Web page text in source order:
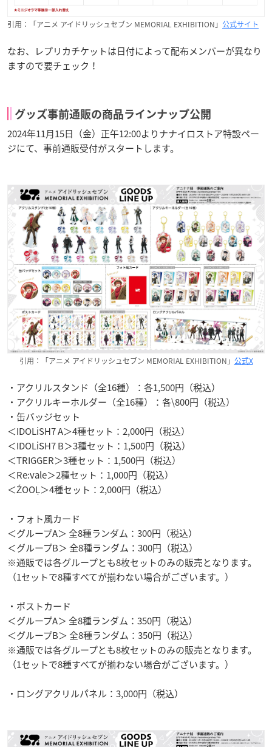
引用：「アニメ アイドリッシュセブン MEMORIAL EXHIBITION」 公式サイト
なお、レプリカチケットは日付によって配布メンバーが異なり
ますので要チェック！
グッズ事前通販の商品ラインナップ公開
2024年11月15日（金）正午12:00よりナナイロストア特設ペー
ジにて、事前通販受付がスタートします。
引用：「アニメ アイドリッシュセブン MEMORIAL EXHIBITION」 公式X
・アクリルスタンド（全16種）：各1,500円（税込）
・アクリルキーホルダー（全16種）：各\800円（税込）
・缶バッジセット
＜IDOLiSH7 A＞4種セット：2,000円（税込）
＜IDOLiSH7 B＞3種セット：1,500円（税込）
＜TRIGGER＞3種セット：1,500円（税込）
＜Re:vale＞2種セット：1,000円（税込）
＜ŹOOĻ＞4種セット：2,000円（税込）
・フォト風カード
＜グループA＞ 全8種ランダム：300円（税込）
＜グループB＞ 全8種ランダム：300円（税込）
※通販では各グループとも8枚セットのみの販売となります。
（1セットで8種すべてが揃わない場合がございます。）
・ポストカード
＜グループA＞ 全8種ランダム：350円（税込）
＜グループB＞ 全8種ランダム：350円（税込）
※通販では各グループとも8枚セットのみの販売となります。
（1セットで8種すべてが揃わない場合がございます。）
・ロングアクリルパネル：3,000円（税込）